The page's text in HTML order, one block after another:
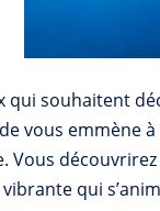
qui souhaitent
vous emmène
Vous
qui